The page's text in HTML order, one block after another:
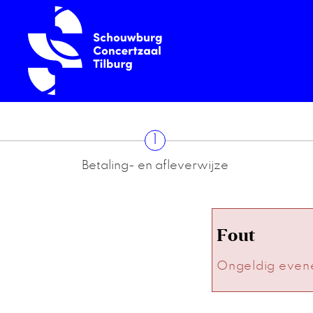
Betaling- en afleverwijze
Fout
Ongeldig